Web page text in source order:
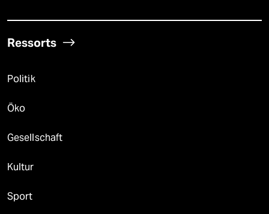
Ressorts
Politik
Öko
Gesellschaft
Kultur
Sport